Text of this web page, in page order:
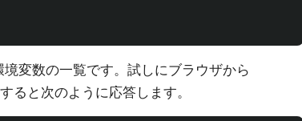
変数の一覧です。試しにブラウザから
ると次のように応答します。